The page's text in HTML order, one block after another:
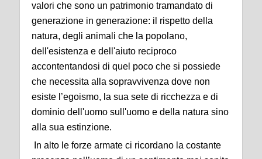
valori che sono un patrimonio tramandato di
generazione in generazione: il rispetto della
natura, degli animali che la popolano,
dell'esistenza e dell'aiuto reciproco
accontentandosi di quel poco che si possiede
che necessita alla sopravvivenza dove non
esiste l’egoismo, la sua sete di ricchezza e di
dominio dell'uomo sull'uomo e della natura sino
alla sua estinzione.
In alto le forze armate ci ricordano la costante